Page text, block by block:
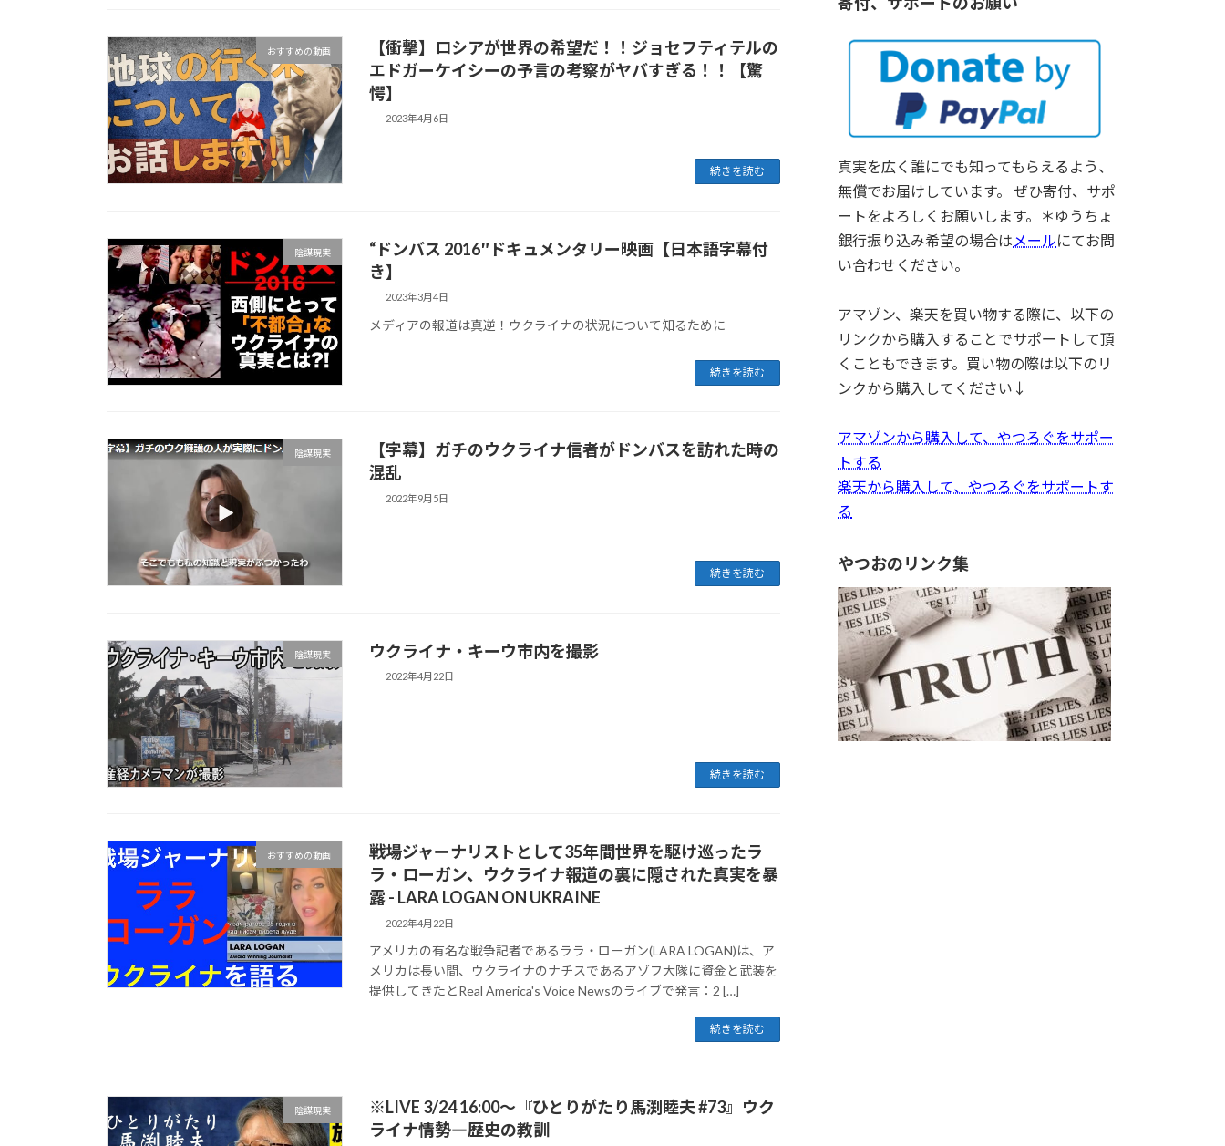
おすすめの動画
【衝撃】ロシアが世界の希望だ！！ジョセフティテルの
エドガーケイシーの予言の考察がヤバすぎる！！【驚
愕】
2023年4月6日
続きを読む
陰謀現実
“ドンバス 2016″ドキュメンタリー映画【日本語字幕付
き】
2023年3月4日
メディアの報道は真逆！ウクライナの状況について知るために
続きを読む
陰謀現実
【字幕】ガチのウクライナ信者がドンバスを訪れた時の
混乱
2022年9月5日
続きを読む
陰謀現実 ウクライナ・キーウ市内を撮影
2022年4月22日
続きを読む
おすすめの動画
戦場ジャーナリストとして35年間世界を駆け巡ったラ
ラ・ローガン、ウクライナ報道の裏に隠された真実を暴
露 - LARA LOGAN ON UKRAINE
2022年4月22日
アメリカの有名な戦争記者であるララ・ローガン(LARA LOGAN)は、ア
メリカは長い間、ウクライナのナチスであるアゾフ大隊に資金と武装を
提供してきたとReal America's Voice Newsのライブで発言：2 […]
続きを読む
陰謀現実
※LIVE 3/24 16:00〜『ひとりがたり馬渕睦夫 #73』ウク
ライナ情勢―歴史の教訓
真実を広く誰にでも知ってもらえるよう、
無償でお届けしています。 ぜひ寄付、サポ
ートをよろしくお願いします。＊ゆうちょ
銀行振り込み希望の場合は メールにてお問
い合わせください。
アマゾン、楽天を買い物する際に、以下の
リンクから購入することでサポートして頂
くこともできます。買い物の際は以下のリ
ンクから購入してください↓
アマゾンから購入して、やつろぐをサポー
トする
楽天から購入して、やつろぐをサポートす
る
やつおのリンク集